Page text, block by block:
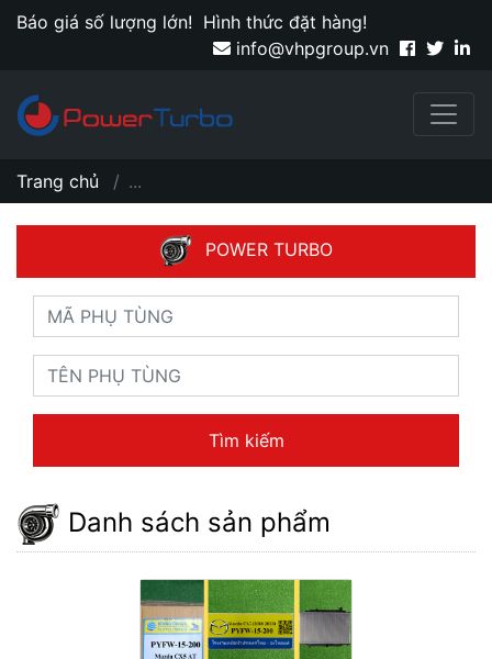
Báo giá số lượng lớn! Hình thức đặt hàng!
info@vhpgroup.vn
Trang chủ ...
POWER TURBO
Tìm kiếm
Danh sách sản phẩm